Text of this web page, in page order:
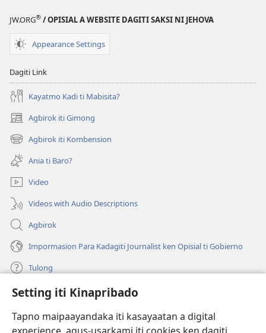
Setting iti Kinapribado
Tapno maipaayandaka iti kasayaatan a digital
JW.ORG® / OPISIAL A WEBSITE DAGITI SAKSI NI JEHOVA
Appearance Settings
Dagiti Link
Kayatmo Kadi ti Mabisita?
Agbirok iti Gimong
(manglukat
iti
baro
window)
Agbirok iti Kombension
(manglukat
iti
baro
a
window)
Ania ti Baro?
Video
Videos with Audio Descriptions
Agbirok
Impormasion Para Kadagiti Journalist ken Opisial ti Gobierno
Tulong
Donasion
(manglukat
iti
baro
Watchtower ONLINE A LIBRARIA